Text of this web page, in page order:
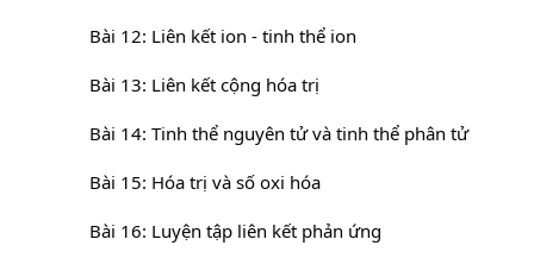
Bài 12: Liên kết ion - tinh thể ion
Bài 13: Liên kết cộng hóa trị
Bài 14: Tinh thể nguyên tử và tinh thể phân tử
Bài 15: Hóa trị và số oxi hóa
Bài 16: Luyện tập liên kết phản ứng